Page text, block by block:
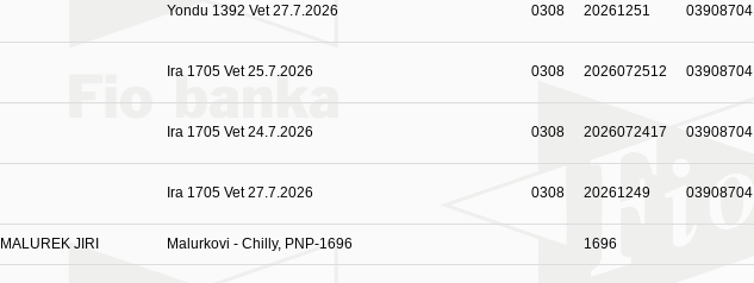
Yondu 1392 Vet 27.7.2026 0308 20261251 03908704
Ira 1705 Vet 25.7.2026 0308 2026072512 03908704
Ira 1705 Vet 24.7.2026 0308 2026072417 03908704
Ira 1705 Vet 27.7.2026 0308 20261249 03908704
MALUREK JIRI Malurkovi - Chilly, PNP-1696 1696